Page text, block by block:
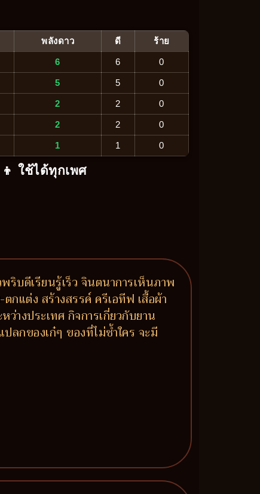
พลังดาว ดี ร้าย
6 6 0
5 5 0
2 2 0
2 2 0
1 1 0
ใช้ได้ทุกเพศ
ริบดีเรียนรู้เร็ว จินตนาการเห็นภาพ
กแต่ง สร้างสรรค์ ครีเอทีฟ เสื้อผ้า
างประเทศ กิจการเกี่ยวกับยาน
ลกของเก๋ๆ ของที่ไม่ซ้ำใคร จะมี